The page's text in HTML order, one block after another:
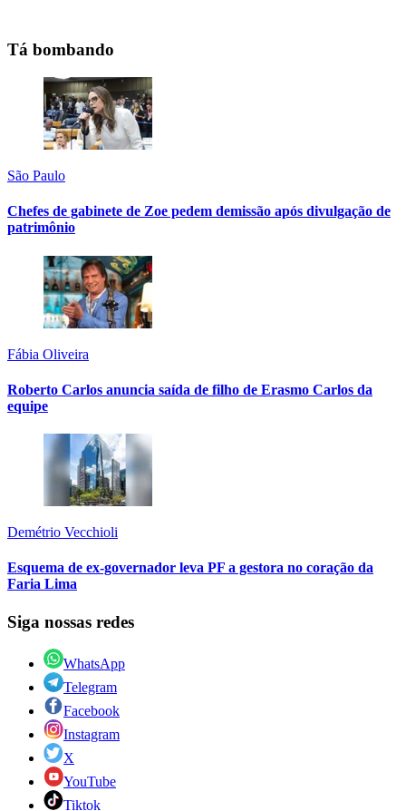
Tá bombando
São Paulo
Chefes de gabinete de Zoe pedem demissão após divulgação de
patrimônio
Fábia Oliveira
Roberto Carlos anuncia saída de filho de Erasmo Carlos da
equipe
Demétrio Vecchioli
Esquema de ex-governador leva PF a gestora no coração da
Faria Lima
Siga nossas redes
WhatsApp
Telegram
Facebook
Instagram
X
YouTube
Tiktok